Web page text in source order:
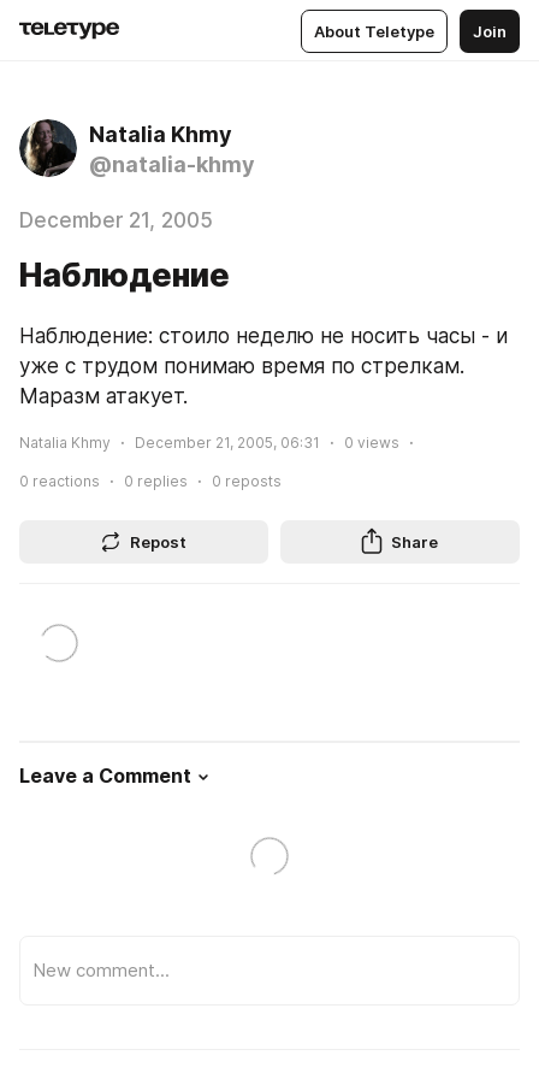
About Teletype Join
Natalia Khmy
@natalia-khmy
December 21, 2005
Наблюдение
Наблюдение: стоило неделю не носить часы - и
уже с трудом понимаю время по стрелкам.
Маразм атакует.
Natalia Khmy December 21, 2005, 06:31 0 views
0 reactions 0 replies 0 reposts
Repost Share
Leave a Comment